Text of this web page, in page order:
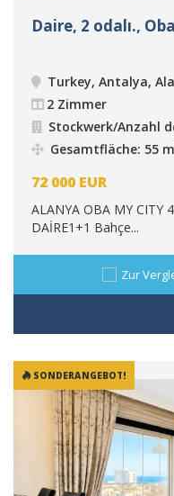
Daire, 2 odalı.,
Turkey, Antalya,
2 Zimmer
Stockwerk/Anzahl
Gesamtfläche: 55 m
72 000 EUR
ALANYA OBA MY CITY
DAİRE1+1 Bahçe...
Zur
SONDERANGEBOT!